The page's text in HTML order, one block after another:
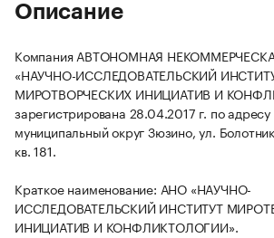
Описание
Компания АВТОНОМНАЯ
«НАУЧНО-ИССЛЕДОВАТЕЛЬСКИЙ
МИРОТВОРЧЕСКИХ ИНИЦИАТИВ И
зарегистрирована 28.04.2017 г. по адресу
муниципальный округ Зюзино, ул.
кв. 181.
Краткое наименование: АНО «НАУЧНО-
ИССЛЕДОВАТЕЛЬСКИЙ ИНСТИТУТ
ИНИЦИАТИВ И КОНФЛИКТОЛОГИИ».